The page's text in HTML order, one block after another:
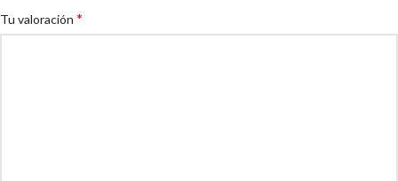
Tu valoración *